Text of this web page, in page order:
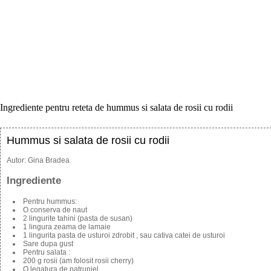
Ingrediente pentru reteta de hummus si salata de rosii cu rodii
Hummus si salata de rosii cu rodii
Autor: Gina Bradea
Ingrediente
Pentru hummus:
O conserva de naut
2 lingurite tahini (pasta de susan)
1 lingura zeama de lamaie
1 lingurita pasta de usturoi zdrobit , sau cativa catei de usturoi
Sare dupa gust
Pentru salata :
200 g rosii (am folosit rosii cherry)
O legatura de patrunjel